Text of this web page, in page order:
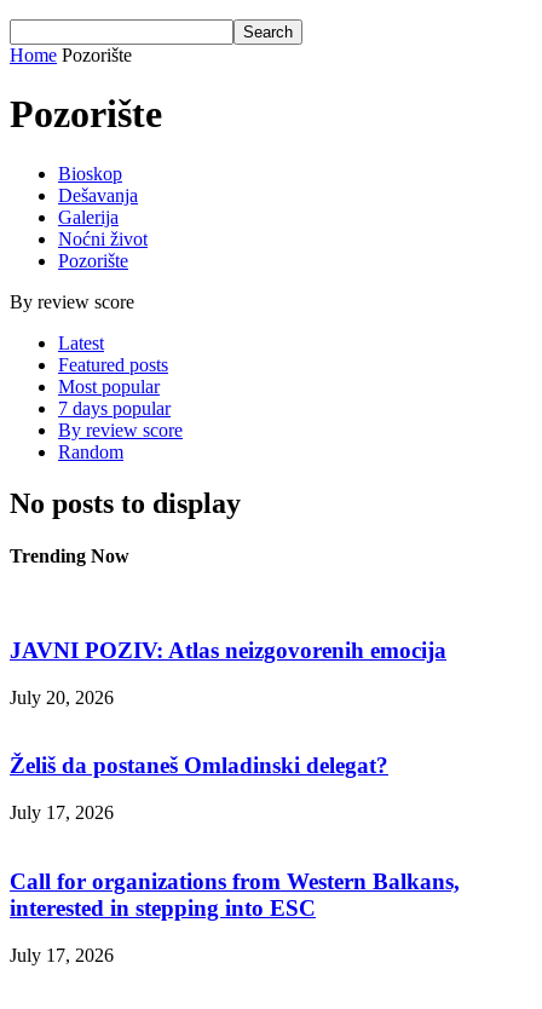
Home Pozorište
Pozorište
Bioskop
Dešavanja
Galerija
Noćni život
Pozorište
By review score
Latest
Featured posts
Most popular
7 days popular
By review score
Random
No posts to display
Trending Now
JAVNI POZIV: Atlas neizgovorenih emocija
July 20, 2026
Želiš da postaneš Omladinski delegat?
July 17, 2026
Call for organizations from Western Balkans,
interested in stepping into ESC
July 17, 2026